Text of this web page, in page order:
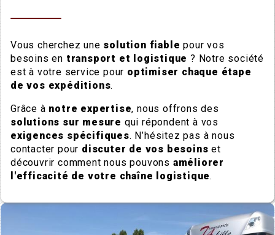
Vous cherchez une solution fiable pour vos
besoins en transport et logistique ? Notre société
est à votre service pour optimiser chaque étape
de vos expéditions.
Grâce à notre expertise, nous offrons des
solutions sur mesure qui répondent à vos
exigences spécifiques. N’hésitez pas à nous
contacter pour discuter de vos besoins et
découvrir comment nous pouvons améliorer
l'efficacité de votre chaîne logistique.